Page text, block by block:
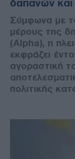
δαπανών
Σύμφωνα με
μέρους της
(Alpha), η
εκφράζει
αγοραστική
πολιτικής